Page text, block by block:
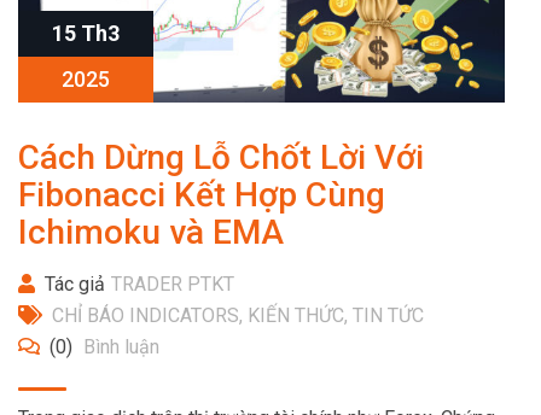
15 Th3
2025
Cách Dừng Lỗ Chốt Lời Với
Fibonacci Kết Hợp Cùng
Ichimoku và EMA
Tác giả TRADER PTKT
CHỈ BÁO INDICATORS, KIẾN THỨC, TIN TỨC
(0) Bình luận